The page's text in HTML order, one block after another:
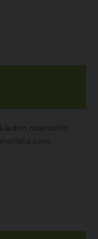
asemalla